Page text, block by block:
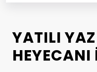
YATILI
HEYECANI